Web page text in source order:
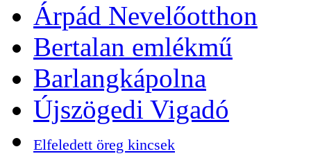
Árpád Nevelőotthon
Bertalan emlékmű
Barlangkápolna
Újszögedi Vigadó
Elfeledett öreg kincsek